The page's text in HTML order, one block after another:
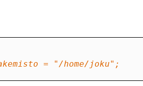
= "/home/joku";